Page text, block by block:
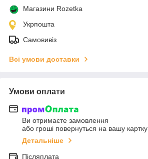
Магазини Rozetka
Укрпошта
Самовивіз
Всі умови доставки
Умови оплати
Ви отримаєте замовлення
або гроші повернуться на вашу картку
Детальніше
Післяплата